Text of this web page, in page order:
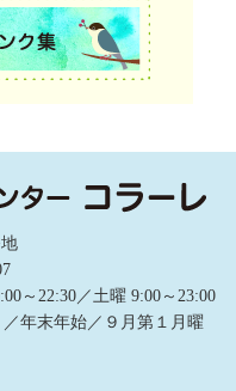
～22:30／土曜 9:00～23:00
年末年始／９月第１月曜